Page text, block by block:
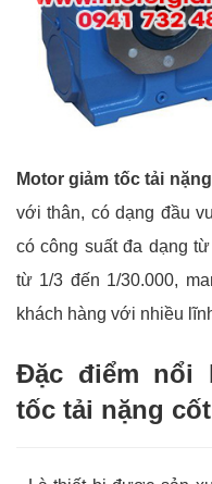
Motor giảm tốc tải
với thân, có dạng đầu
có công suất đa dạng
từ 1/3 đến 1/30.000,
khách hàng với nhiều
Đặc điểm nổi
tốc tải nặng